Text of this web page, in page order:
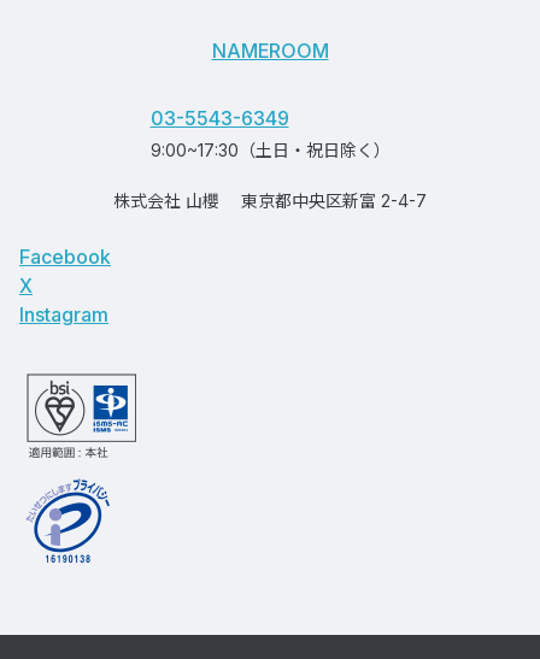
NAMEROOM
03-5543-6349
9:00~17:30（土日・祝日除く）
株式会社 山櫻 東京都中央区新富 2-4-7
Facebook
X
Instagram